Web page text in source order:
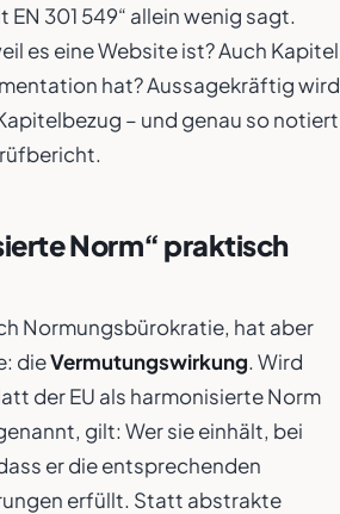
301 549“ allein wenig sagt.
es eine Website ist? Auch Kapitel
hat? Aussagekräftig wird
– und genau so notiert
Norm“ praktisch
Normungsbürokratie, hat aber
dieVermutungswirkung. Wird
der EU als harmonisierte Norm
gilt: Wer sie einhält, bei
er die entsprechenden
erfüllt. Statt abstrakte